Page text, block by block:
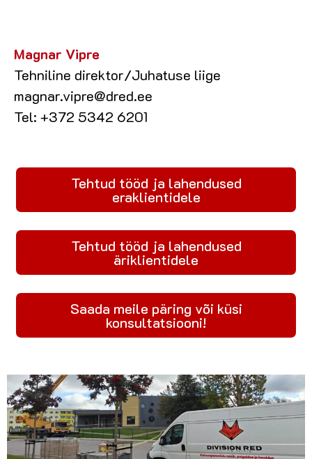
Magnar Vipre
Tehniline direktor/Juhatuse liige
magnar.vipre@dred.ee
Tel: +372 5342 6201
Tehtud tööd ja lahendused
eraklientidele
Tehtud tööd ja lahendused
äriklientidele
Saada meile päring või küsi
konsultatsiooni!